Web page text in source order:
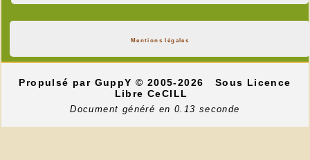
Mentions légales
Propulsé par GuppY© 2005-2026
Sous Licence
Libre CeCILL
Document généré en 0.13 seconde